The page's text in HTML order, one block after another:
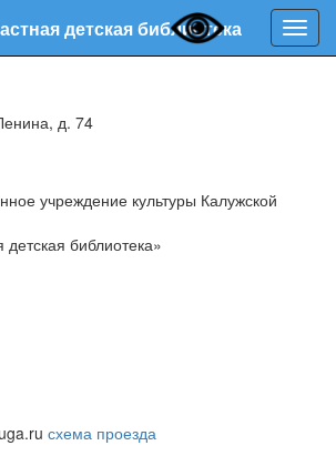
детская библиотека
д. 74
учреждение культуры Калужской
библиотека»
схема проезда